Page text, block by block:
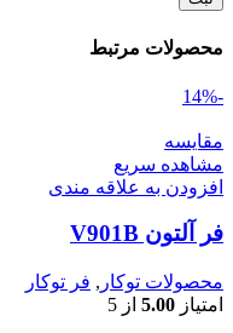
محصولات مرتبط
-14%
مقایسه
مشاهده سریع
افزودن به علاقه مندی
فر آلتون V901B
محصولات توکار , فر توکار
امتیاز 5.00 از 5